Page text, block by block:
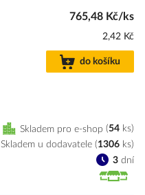
765,48 Kč/ks
2,42 Kč
do košíku
Skladem pro e-shop 54 ks
3 dní
Skladem u dodavatele (1306 ks)